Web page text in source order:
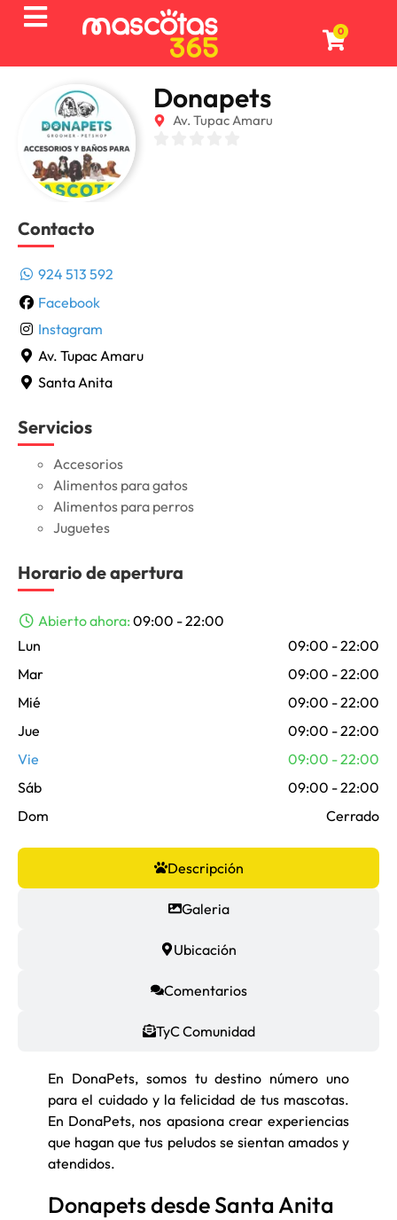
0
Donapets
Av. Tupac Amaru
Descripción
Galeria
Ubicación
Comentarios
TyC Comunidad
En DonaPets, somos tu destino número uno
para el cuidado y la felicidad de tus mascotas.
En DonaPets, nos apasiona crear experiencias
que hagan que tus peludos se sientan amados y
atendidos.
Donapets desde Santa Anita
Contacto
924 513 592
Facebook
Instagram
Av. Tupac Amaru
Santa Anita
Servicios
Accesorios
Alimentos para gatos
Alimentos para perros
Juguetes
Horario de apertura
Abierto ahora: 09:00 - 22:00
Lun
09:00 - 22:00
Mar
09:00 - 22:00
Mié
09:00 - 22:00
Jue
09:00 - 22:00
Vie
09:00 - 22:00
Sáb
09:00 - 22:00
Dom
Cerrado